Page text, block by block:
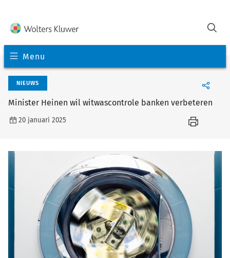
Menu
NIEUWS
Minister Heinen wil witwascontrole banken verbeteren
20 januari 2025